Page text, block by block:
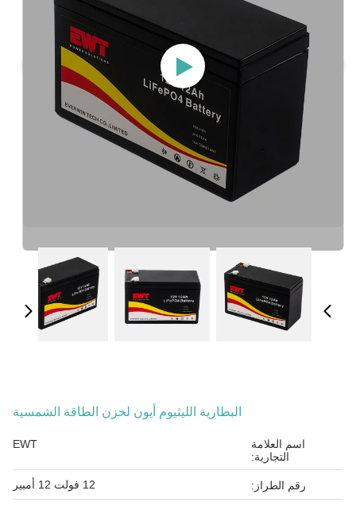
البطارية الليثيوم أيون لخزن الطاقة الشمسية
اسم العلامة
التجارية:
EWT
رقم الطراز: 12 فولت 12 أمبير